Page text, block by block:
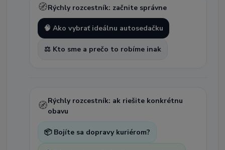
🧭Rýchly rozcestník: začnite správne
🧠 Ako vybrať ideálnu autosedačku
⚖️ Kto sme a prečo to robíme inak
🧭Rýchly rozcestník: ak riešite konkrétnu
obavu
📦 Bojíte sa dopravy kuriérom?